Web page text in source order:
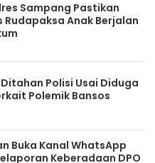
Sampang Pastikan
Rudapaksa Anak Berjalan
Polisi Usai Diduga
Polemik Bansos
Buka Kanal WhatsApp
Keberadaan DPO